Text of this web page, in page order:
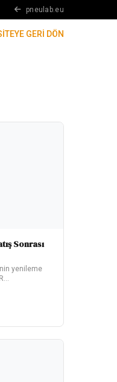
pneulab.eu
GERI DÖN
Sonrası
yenileme